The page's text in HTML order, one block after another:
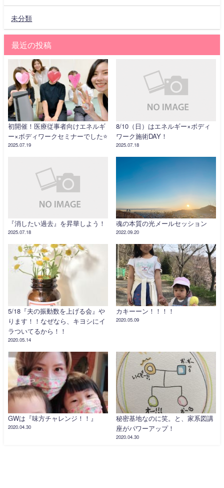
未分類
最近の投稿
初開催！医療従事者向けエネルギ
ー×ボディワークセミナーでした⭐️
2025.07.19
8/10（日）はエネルギー×ボディ
ワーク施術DAY！
2025.07.18
『消したい過去』を昇華しよう！
2025.07.18
魂の本質の光メールセッション
2022.09.20
5/18『夫の振動数を上げる会』や
ります！！なぜなら、キヨシにイ
ラついてるから！！
2020.05.14
カキーーン！！！！
2020.05.09
GWは『味方チャレンジ！！』
2020.04.30
秘密基地なのに笑。と、家系図講
座がパワーアップ！
2020.04.30